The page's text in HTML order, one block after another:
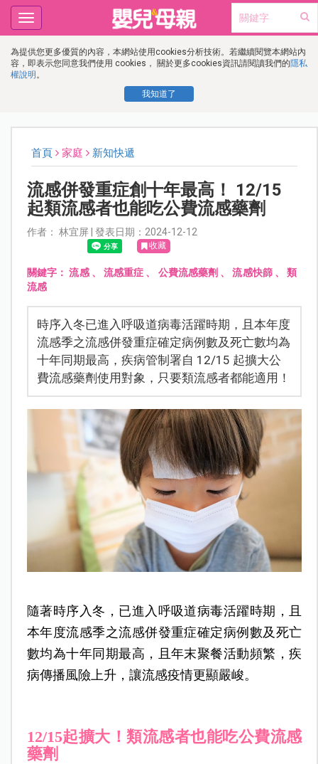
為提供您更多優質的內容，本網站使用cookies分析技術。若繼續閱覽本網站內
容，即表示您同意我們使用 cookies， 關於更多cookies資訊請閱讀我們的隱私
權說明 。
我知道了
Toggle
navigation
首頁 家庭 新知快遞
流感併發重症創十年最高！ 12/15
起類流感者也能吃公費流感藥劑
作者： 林宜屏 | 發表日期：2024-12-12
收藏
關鍵字：流感、 流感重症 、 公費流感藥劑 、流感快篩、類
流感
時序入冬已進入呼吸道病毒活躍時期，且本年度
流感季之流感併發重症確定病例數及死亡數均為
十年同期最高，疾病管制署自 12/15 起擴大公
費流感藥劑使用對象，只要類流感者都能適用！
隨著時序入冬，已進入呼吸道病毒活躍時期，且
本年度流感季之流感併發重症確定病例數及死亡
數均為十年同期最高，且年末聚餐活動頻繁，疾
病傳播風險上升，讓流感疫情更顯嚴峻。
12/15起擴大！類流感者也能吃公費流感
藥劑